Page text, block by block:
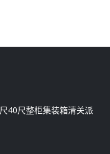
40尺整柜集装箱清关派